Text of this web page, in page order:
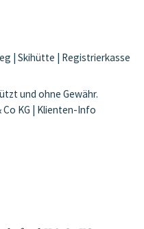
| Skihütte | Registrierkasse
und ohne Gewähr.
KG | Klienten-Info